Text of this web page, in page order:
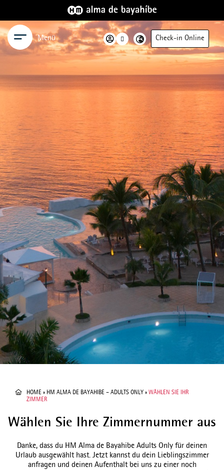
Menü Check-in Online
HOME» HM ALMA DE BAYAHIBE – ADULTS ONLY» WÄHLEN SIE IHR
ZIMMER
Wählen Sie Ihre Zimmernummer aus
Danke, dass du HM Alma de Bayahibe Adults Only für deinen
Urlaub ausgewählt hast. Jetzt kannst du dein Lieblingszimmer
anfragen und deinen Aufenthalt bei uns zu einer noch